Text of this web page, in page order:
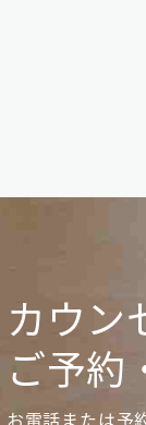
カウン
ご予約
お電話または予